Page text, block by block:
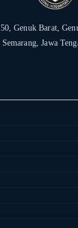
Genuk Barat,
Jawa